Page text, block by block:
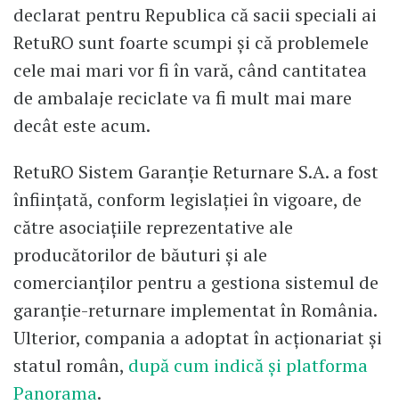
declarat pentru Republica că sacii speciali ai
RetuRO sunt foarte scumpi și că problemele
cele mai mari vor fi în vară, când cantitatea
de ambalaje reciclate va fi mult mai mare
decât este acum.
RetuRO Sistem Garanție Returnare S.A. a fost
înființată, conform legislației în vigoare, de
către asociațiile reprezentative ale
producătorilor de băuturi și ale
comercianților pentru a gestiona sistemul de
garanție-returnare implementat în România.
Ulterior, compania a adoptat în acționariat și
statul român, după cum indică și platforma
Panorama.